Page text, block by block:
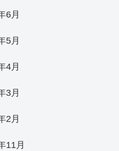
6月
5月
4月
3月
2月
11月